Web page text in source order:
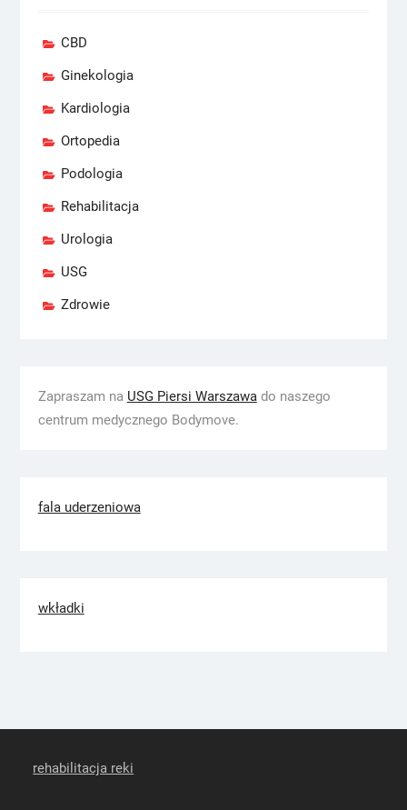
CBD
Ginekologia
Kardiologia
Ortopedia
Podologia
Rehabilitacja
Urologia
USG
Zdrowie
Zapraszam na USG Piersi Warszawado naszego
centrum medycznego Bodymove.
fala uderzeniowa
wkładki
rehabilitacja reki